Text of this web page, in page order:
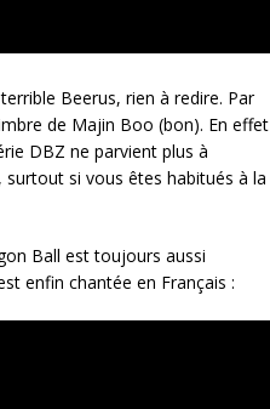
Beerus, rien à redire. Par
de Majin Boo (bon). En effet
DBZ ne parvient plus à
si vous êtes habitués à la
Ball est toujours aussi
enfin chantée en Français :